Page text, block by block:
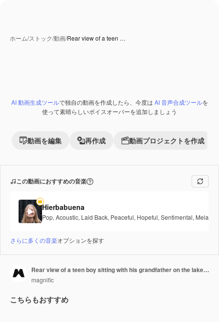
ホーム/ストック/動画/Rear view of a teen …
AI 動画生成ツールで独自の動画を作成したら、今度は AI 音声合成ツールを
使って素晴らしいボイスオーバーを追加しましょう
動画を編集 再作成 動画プロジェクトを作成
この動画におすすめの音楽
Hierbabuena
Pop, Acoustic, Laid Back, Peaceful, Hopeful, Sentimental,
さらに多くの音楽オプションを探す
Rear view of a teen boy sitting with his grandfather on the lake pier, talking and fishing together
magnific
こちらもおすすめ